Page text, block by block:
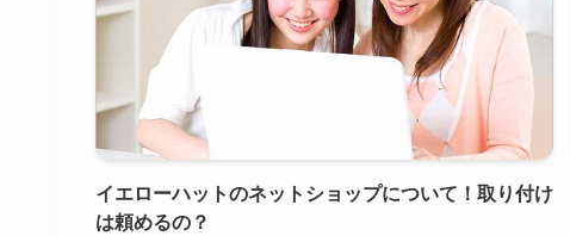
イエローハットのネットショップについて！取り付け
は頼めるの？